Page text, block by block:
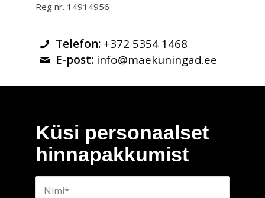
Reg nr. 14914956
Telefon: +372 5354 1468
E-post: info@maekuningad.ee
Küsi personaalset
hinnapakkumist